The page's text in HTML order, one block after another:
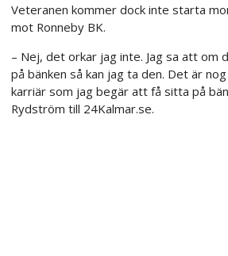
Veteranen kommer dock inte starta
mot Ronneby BK.
– Nej, det orkar jag inte. Jag sa att om
på bänken så kan jag ta den. Det är
karriär som jag begär att få sitta på
Rydström till 24Kalmar.se.